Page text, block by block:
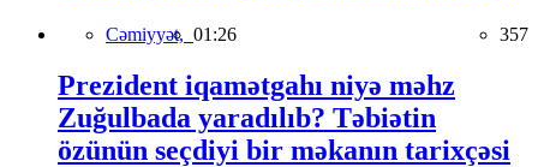
Cəmiyyət, 01:26 357
Prezident iqamətgahı niyə məhz
Zuğulbada yaradılıb? Təbiətin
özünün seçdiyi bir məkanın tarixçəsi